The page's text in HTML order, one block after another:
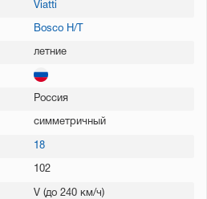
Viatti
Bosco H/T
летние
Россия
симметричный
18
102
V (до 240 км/ч)